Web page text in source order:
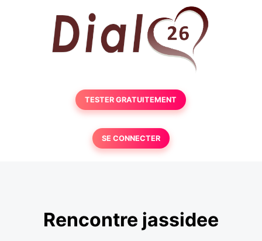
TESTER GRATUITEMENT
SE CONNECTER
Rencontre jassidee